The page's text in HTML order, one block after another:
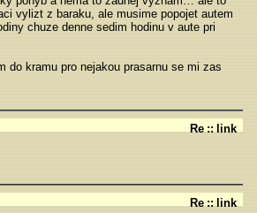
vylizt z baraku, ale musime popojet autem
chuze denne sedim hodinu v aute pri
kramu pro nejakou prasarnu se mi zas
Re :: link
Re :: link